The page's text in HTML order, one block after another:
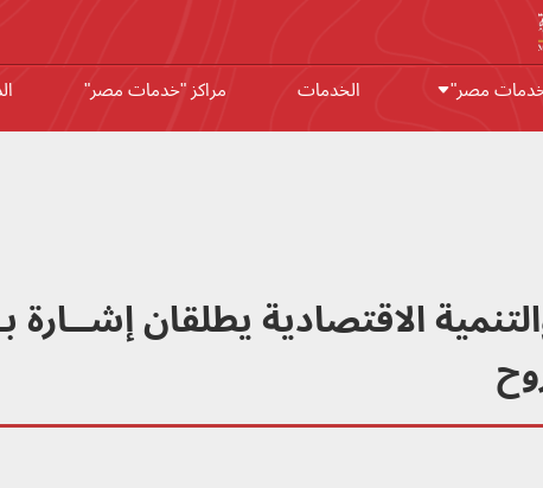
مصر" الخدمات مراكز "خدمات مصر"
الاقتصادية يطلقان